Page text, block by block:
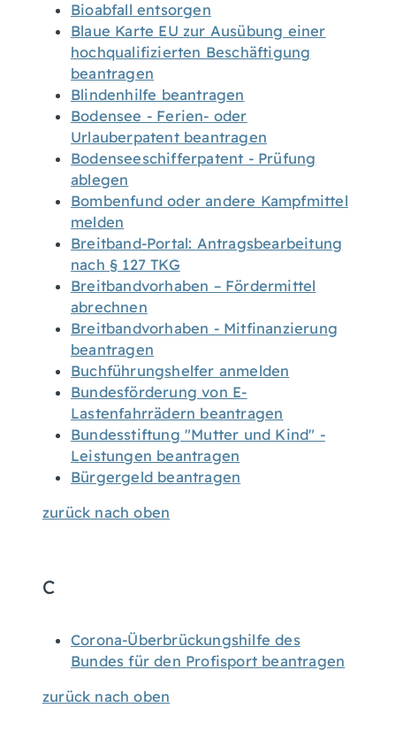
Bioabfall entsorgen
Blaue Karte EU zur Ausübung einer
hochqualifizierten Beschäftigung
beantragen
Blindenhilfe beantragen
Bodensee - Ferien- oder
Urlauberpatent beantragen
Bodenseeschifferpatent - Prüfung
ablegen
Bombenfund oder andere Kampfmittel
melden
Breitband-Portal: Antragsbearbeitung
nach § 127 TKG
Breitbandvorhaben – Fördermittel
abrechnen
Breitbandvorhaben - Mitfinanzierung
beantragen
Buchführungshelfer anmelden
Bundesförderung von E-
Lastenfahrrädern beantragen
Bundesstiftung "Mutter und Kind" -
Leistungen beantragen
Bürgergeld beantragen
zurück nach oben
C
Corona-Überbrückungshilfe des
Bundes für den Profisport beantragen
zurück nach oben